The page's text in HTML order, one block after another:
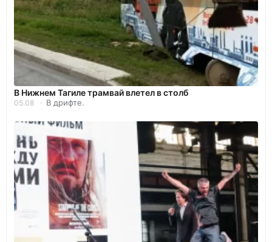
В Нижнем Тагиле трамвай влетел в столб
05.08 В дрифте.